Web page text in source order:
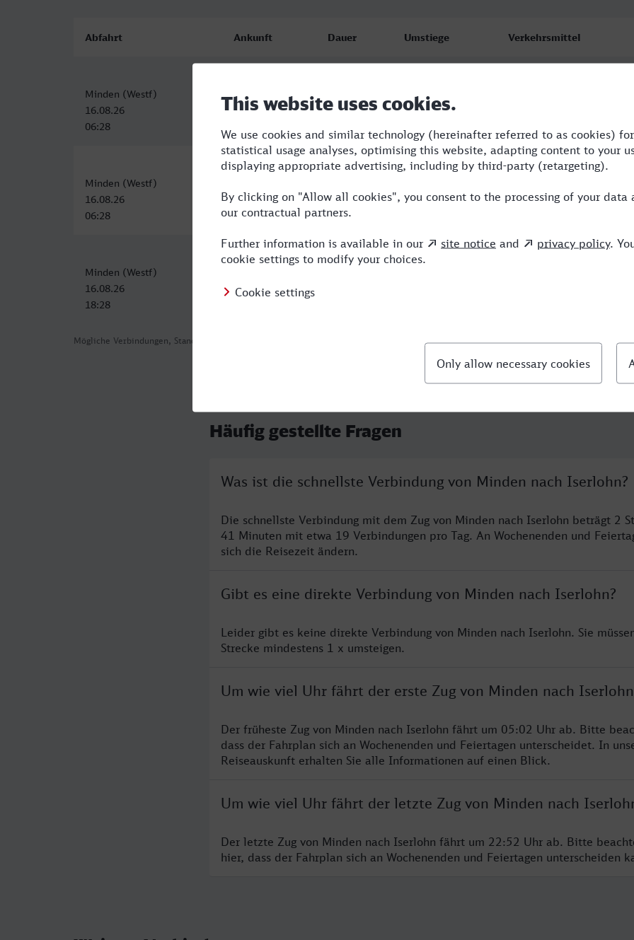
Mögliche Verbindungen, Stand: 2026-08-02 01:54
Abfahrt Ankunft Dauer Umstiege Verkehrsmittel
Minden (Westf)
16.08.26
06:28
Iserlohn
16.08.26
Minden (Westf)
16.08.26
06:28
16.08.26
09:09
Minden (Westf)
16.08.26
18:28
16.08.26
Häufig gestellte Fragen
Was ist die schnellste Verbindung von Minden nach Iserlohn?
Die schnellste Verbindung mit dem Zug von Minden nach Iserlohn beträgt 2
41 Minuten mit etwa 19 Verbindungen pro Tag. An Wochenenden und
sich die Reisezeit ändern.
Gibt es eine direkte Verbindung von Minden nach Iserlohn?
Leider gibt es keine direkte Verbindung von Minden nach Iserlohn. Sie
Strecke mindestens 1 x umsteigen.
Um wie viel Uhr fährt der erste Zug von Minden nach
Der früheste Zug von Minden nach Iserlohn fährt um 05:02 Uhr ab. Bitte
dass der Fahrplan sich an Wochenenden und Feiertagen unterscheidet. In
Reiseauskunft erhalten Sie alle Informationen auf einen Blick.
Um wie viel Uhr fährt der letzte Zug von Minden nach
Der letzte Zug von Minden nach Iserlohn fährt um 22:52 Uhr ab. Bitte
hier, dass der Fahrplan sich an Wochenenden und Feiertagen unterscheiden